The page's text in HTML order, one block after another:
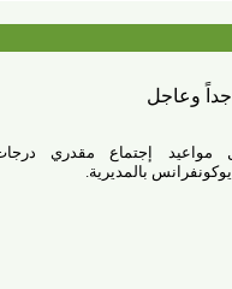
إجتماع مقدري درجات
بالمديرية.